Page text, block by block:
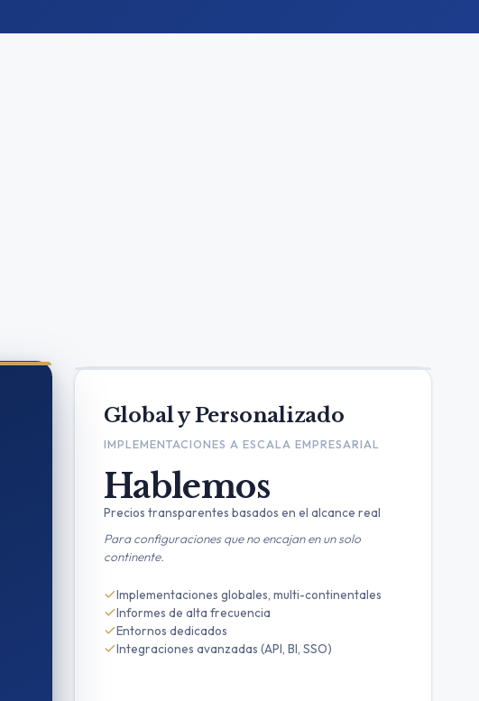
Global y Personalizado
IMPLEMENTACIONES A ESCALA EMPRESARIAL
Hablemos
Precios transparentes basados en el alcance real
Para configuraciones que no encajan en un solo
continente.
Implementaciones globales, multi-continentales
Informes de alta frecuencia
Entornos dedicados
Integraciones avanzadas (API, BI, SSO)